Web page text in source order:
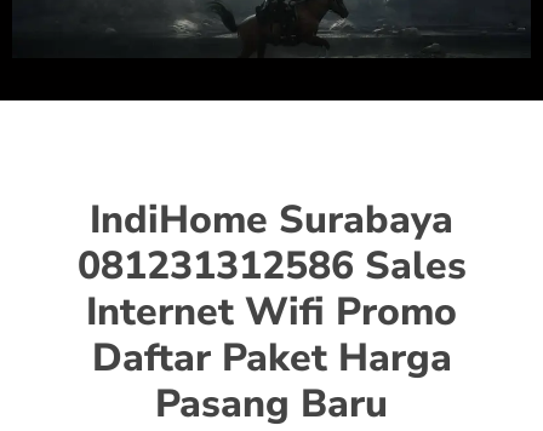
IndiHome Surabaya
081231312586 Sales
Internet Wifi Promo
Daftar Paket Harga
Pasang Baru